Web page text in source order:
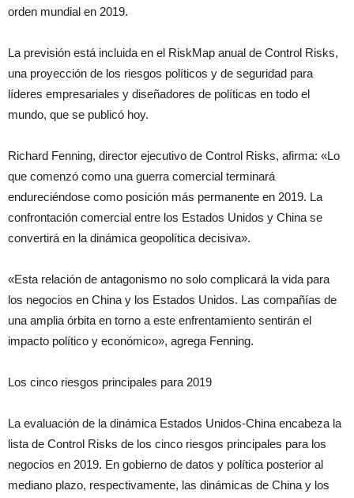
orden mundial en 2019.
La previsión está incluida en el RiskMap anual de Control Risks,
una proyección de los riesgos políticos y de seguridad para
líderes empresariales y diseñadores de políticas en todo el
mundo, que se publicó hoy.
Richard Fenning, director ejecutivo de Control Risks, afirma: «Lo
que comenzó como una guerra comercial terminará
endureciéndose como posición más permanente en 2019. La
confrontación comercial entre los Estados Unidos y China se
convertirá en la dinámica geopolítica decisiva».
«Esta relación de antagonismo no solo complicará la vida para
los negocios en China y los Estados Unidos. Las compañías de
una amplia órbita en torno a este enfrentamiento sentirán el
impacto político y económico», agrega Fenning.
Los cinco riesgos principales para 2019
La evaluación de la dinámica Estados Unidos-China encabeza la
lista de Control Risks de los cinco riesgos principales para los
negocios en 2019. En gobierno de datos y política posterior al
mediano plazo, respectivamente, las dinámicas de China y los